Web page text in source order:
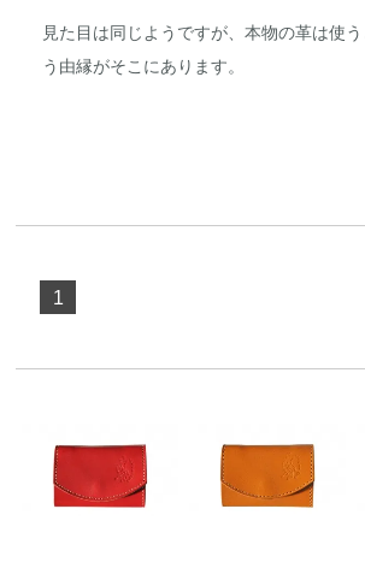
見た目は同じようですが、本物の革は使
う由縁がそこにあります。
1